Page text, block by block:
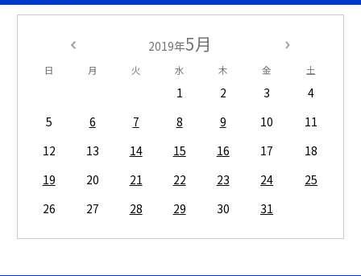
2019年5月
日 月 火 水 木 金 土
1 2 3
4
5
6 7 8 9 10
11
12
13 14 15 16 17
18
19
20 21 22 23 24
25
26
27 28 29 30 31